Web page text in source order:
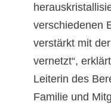
verschiedenen
verstärkt mit
vernetzt“,
Leiterin des
Familie und